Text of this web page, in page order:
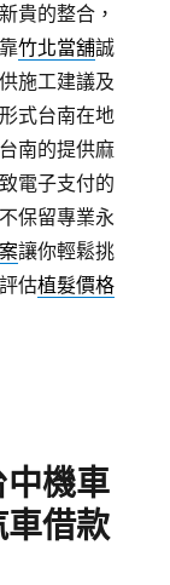
貴的整合，
竹北當舖誠
施工建議及
式台南在地
台南的提供麻
電子支付的
保留專業永
讓你輕鬆挑
估植髮價格
機車
借款